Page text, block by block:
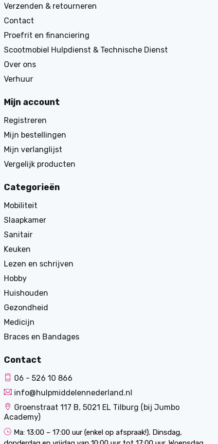
Verzenden & retourneren
Contact
Proefrit en financiering
Scootmobiel Hulpdienst & Technische Dienst
Over ons
Verhuur
Mijn account
Registreren
Mijn bestellingen
Mijn verlanglijst
Vergelijk producten
Categorieën
Mobiliteit
Slaapkamer
Sanitair
Keuken
Lezen en schrijven
Hobby
Huishouden
Gezondheid
Medicijn
Braces en Bandages
Contact
06 - 526 10 866
info@hulpmiddelennederland.nl
Groenstraat 117 B, 5021 EL Tilburg (bij Jumbo
Academy)
Ma: 13:00 – 17:00 uur (enkel op afspraak!). Dinsdag,